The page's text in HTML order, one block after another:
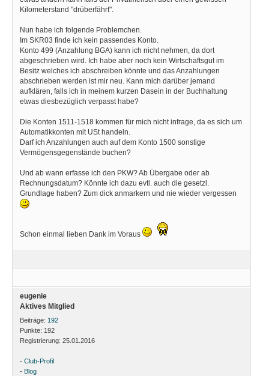
Kilometerstand "drüberfährt".
Nun habe ich folgende Problemchen.
Im SKR03 finde ich kein passendes Konto.
Konto 499 (Anzahlung BGA) kann ich nicht nehmen, da dort
abgeschrieben wird. Ich habe aber noch kein Wirtschaftsgut im
Besitz welches ich abschreiben könnte und das Anzahlungen
abschrieben werden ist mir neu. Kann mich darüber jemand
aufklären, falls ich in meinem kurzen Dasein in der Buchhaltung
etwas diesbezüglich verpasst habe?
Die Konten 1511-1518 kommen für mich nicht infrage, da es sich um
Automatikkonten mit USt handeln.
Darf ich Anzahlungen auch auf dem Konto 1500 sonstige
Vermögensgegenstände buchen?
Und ab wann erfasse ich den PKW? Ab Übergabe oder ab
Rechnungsdatum? Könnte ich dazu evtl. auch die gesetzl.
Grundlage haben? Zum dick anmarkern und nie wieder vergessen
Schon einmal lieben Dank im Voraus
eugenie
Aktives Mitglied
Beiträge: 192
Punkte: 192
Registrierung: 25.01.2016
- Club-Profil
- Blog